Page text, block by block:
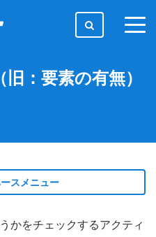
：要素の有無）
スメニュー
かをチェックするアクティ